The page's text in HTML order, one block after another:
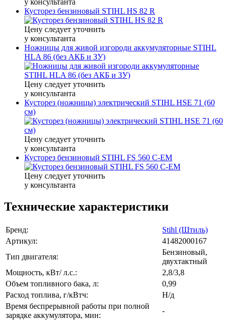
Кусторез бензиновый STIHL HS 82 R
Цену следует уточнить
у консультанта
Ножницы для живой изгороди аккумуляторные STIHL
HLA 86 (без АКБ и ЗУ)
Цену следует уточнить
у консультанта
Кусторез (ножницы) электрический STIHL HSE 71 (60
см)
Цену следует уточнить
у консультанта
Кусторез бензиновый STIHL FS 560 C-EM
Цену следует уточнить
у консультанта
Технические характеристики
Бренд:
Stihl (Штиль)
Артикул:
41482000167
Тип двигателя:
Бензиновый,
двухтактный
Мощность, кВт/ л.с.:
2,8/3,8
Объем топливного бака, л:
0,99
Расход топлива, г/кВтч:
Н/д
Время беспрерывной работы при полной
зарядке аккумулятора, мин:
-